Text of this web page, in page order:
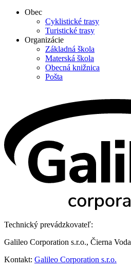
Obec
Cyklistické trasy
Turistické trasy
Organizácie
Základná škola
Materská škola
Obecná knižnica
Pošta
Technický prevádzkovateľ:
Galileo Corporation s.r.o., Čierna
Kontakt: Galileo Corporation s.r.o.